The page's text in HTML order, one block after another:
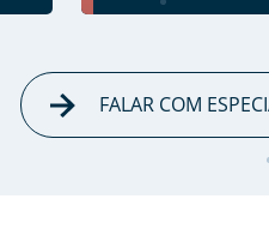
FALAR COM